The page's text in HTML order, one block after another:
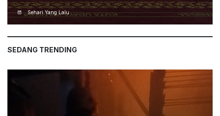
Sehari Yang Lalu
SEDANG TRENDING